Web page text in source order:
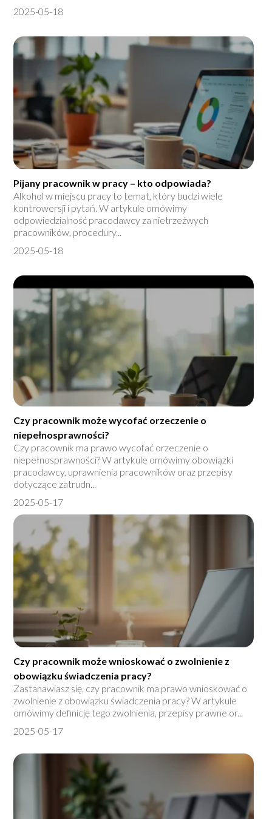
2025-05-18
Pijany pracownik w pracy – kto odpowiada?
Alkohol w miejscu pracy to temat, który budzi wiele
kontrowersji i pytań. W artykule omówimy
odpowiedzialność pracodawcy za nietrzeźwych
pracowników, procedury...
2025-05-18
Czy pracownik może wycofać orzeczenie o
niepełnosprawności?
Czy pracownik ma prawo wycofać orzeczenie o
niepełnosprawności? W artykule omówimy obowiązki
pracodawcy, uprawnienia pracowników oraz przepisy
dotyczące zatrudn...
2025-05-17
Czy pracownik może wnioskować o zwolnienie z
obowiązku świadczenia pracy?
Zastanawiasz się, czy pracownik ma prawo wnioskować o
zwolnienie z obowiązku świadczenia pracy? W artykule
omówimy definicję tego zwolnienia, przepisy prawne or...
2025-05-17